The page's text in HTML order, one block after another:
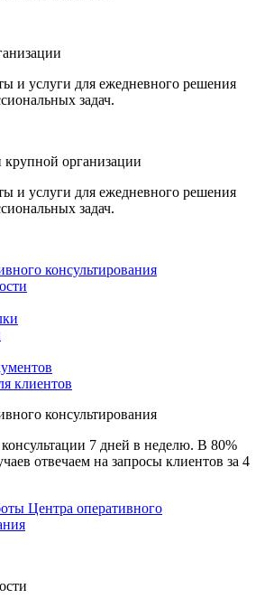
и услуги для ежедневного решения
задач.
крупной организации
и услуги для ежедневного решения
задач.
консультирования
клиентов
консультирования
7 дней в неделю. В 80%
отвечаем на запросы клиентов за 4
Центра оперативного